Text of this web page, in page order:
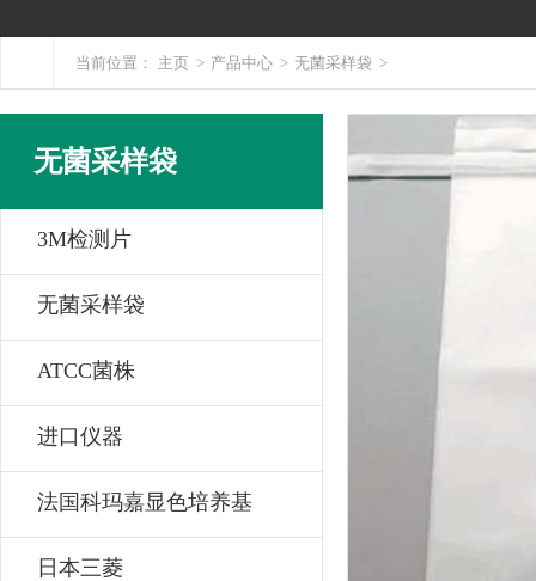
当前位置： 主页 > 产品中心 > 无菌采样袋 >
无菌采样袋
3M检测片
无菌采样袋
ATCC菌株
进口仪器
法国科玛嘉显色培养基
日本三菱